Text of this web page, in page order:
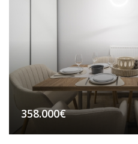
358.000€